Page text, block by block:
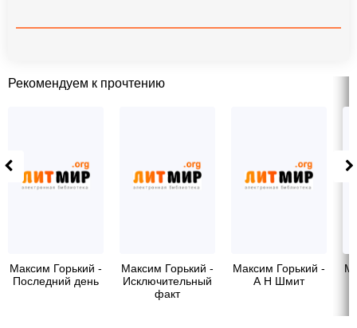
Рекомендуем к прочтению
Максим Горький -
Последний день
Максим Горький -
Исключительный
факт
Максим Горький -
А Н Шмит